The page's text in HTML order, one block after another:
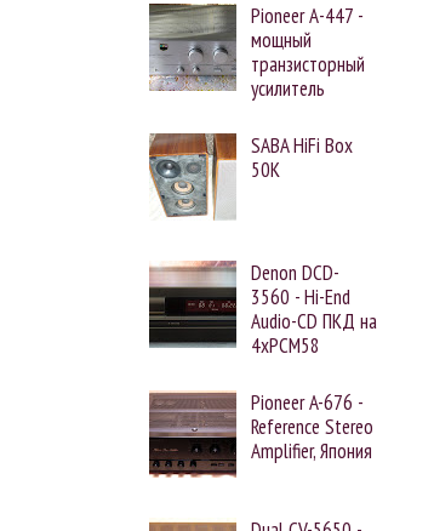
Pioneer А-447 -
мощный
транзисторный
усилитель
SABA HiFi Box
50K
Denon DCD-
3560 - Hi-End
Audio-CD ПКД на
4xPCM58
Pioneer A-676 -
Reference Stereo
Amplifier, Япония